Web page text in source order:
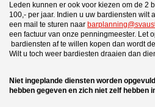
Leden kunnen er ook voor kiezen om de 2
100,- per jaar. Indien u uw bardiensten wilt
een mail te sturen naar
een factuur van onze penningmeester. Let
bardiensten af te willen kopen dan wordt
Wilt u toch weer bardiesten draaien dan
Niet ingeplande diensten worden
hebben gegeven en zich niet zelf hebben